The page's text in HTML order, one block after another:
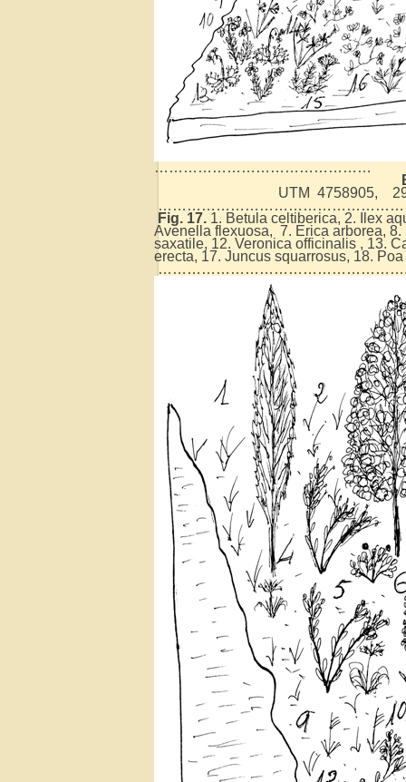
………………………………………
UTM 4758905,
Fig. 17. 1. Betula celtiberica, 2. Ilex
Avenella flexuosa, 7. Erica arborea,
saxatile, 12. Veronica officinalis , 13.
erecta, 17. Juncus squarrosus, 18.